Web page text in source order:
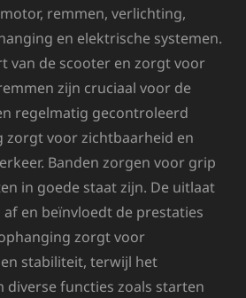
remmen, verlichting,
en elektrische systemen.
van de scooter en zorgt voor
zijn cruciaal voor de
regelmatig gecontroleerd
zorgt voor zichtbaarheid en
Banden zorgen voor grip
in goede staat zijn. De uitlaat
en beïnvloedt de prestaties
zorgt voor
stabiliteit, terwijl het
diverse functies zoals starten